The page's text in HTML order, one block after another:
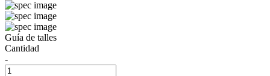
Guía de talles
Cantidad
-